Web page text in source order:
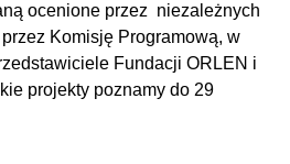
ocenione przez niezależnych
Komisję Programową, w
Fundacji ORLEN i
projekty poznamy do 29